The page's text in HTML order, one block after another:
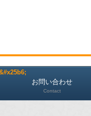
お問い合わせ
Contact